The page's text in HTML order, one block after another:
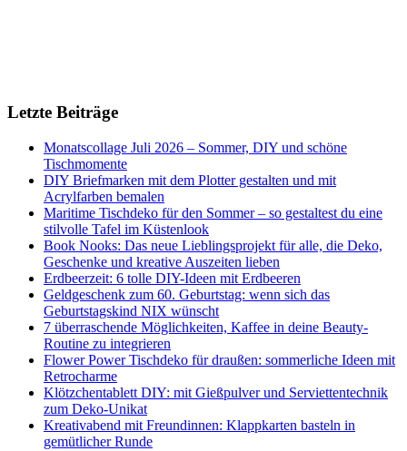
Letzte Beiträge
Monatscollage Juli 2026 – Sommer, DIY und schöne
Tischmomente
DIY Briefmarken mit dem Plotter gestalten und mit
Acrylfarben bemalen
Maritime Tischdeko für den Sommer – so gestaltest du eine
stilvolle Tafel im Küstenlook
Book Nooks: Das neue Lieblingsprojekt für alle, die Deko,
Geschenke und kreative Auszeiten lieben
Erdbeerzeit: 6 tolle DIY-Ideen mit Erdbeeren
Geldgeschenk zum 60. Geburtstag: wenn sich das
Geburtstagskind NIX wünscht
7 überraschende Möglichkeiten, Kaffee in deine Beauty-
Routine zu integrieren
Flower Power Tischdeko für draußen: sommerliche Ideen mit
Retrocharme
Klötzchentablett DIY: mit Gießpulver und Serviettentechnik
zum Deko-Unikat
Kreativabend mit Freundinnen: Klappkarten basteln in
gemütlicher Runde